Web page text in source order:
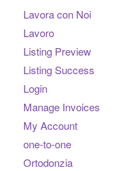
Lavora con Noi
Lavoro
Listing Preview
Listing Success
Login
Manage Invoices
My Account
one-to-one
Ortodonzia